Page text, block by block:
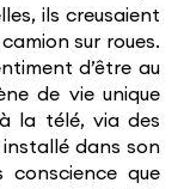
ils creusaient
sur roues.
d’être au
de vie unique
la télé, via des
dans son
conscience que